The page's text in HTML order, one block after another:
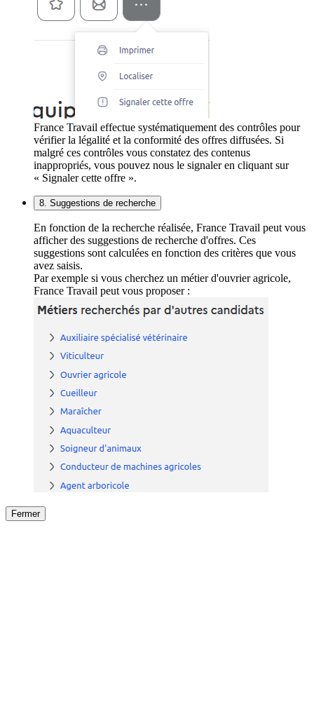
France Travail effectue systématiquement des contrôles pour
vérifier la légalité et la conformité des offres diffusées. Si
malgré ces contrôles vous constatez des contenus
inappropriés, vous pouvez nous le signaler en cliquant sur
« Signaler cette offre ».
8. Suggestions de recherche
En fonction de la recherche réalisée, France Travail peut vous
afficher des suggestions de recherche d'offres. Ces
suggestions sont calculées en fonction des critères que vous
avez saisis.
Par exemple si vous cherchez un métier d'ouvrier agricole,
France Travail peut vous proposer :
Fermer